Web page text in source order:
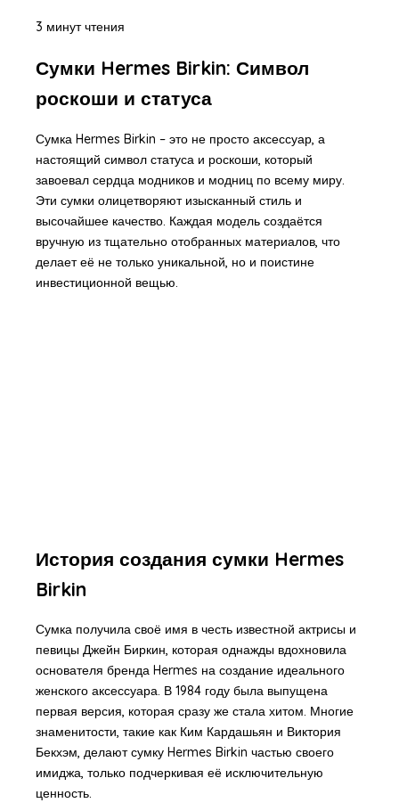
3 минут чтения
Сумки Hermes Birkin: Символ
роскоши и статуса
Сумка Hermes Birkin – это не просто аксессуар, а
настоящий символ статуса и роскоши, который
завоевал сердца модников и модниц по всему миру.
Эти сумки олицетворяют изысканный стиль и
высочайшее качество. Каждая модель создаётся
вручную из тщательно отобранных материалов, что
делает её не только уникальной, но и поистине
инвестиционной вещью.
История создания сумки Hermes
Birkin
Сумка получила своё имя в честь известной актрисы и
певицы Джейн Биркин, которая однажды вдохновила
основателя бренда Hermes на создание идеального
женского аксессуара. В 1984 году была выпущена
первая версия, которая сразу же стала хитом. Многие
знаменитости, такие как Ким Кардашьян и Виктория
Бекхэм, делают сумку Hermes Birkin частью своего
имиджа, только подчеркивая её исключительную
ценность.